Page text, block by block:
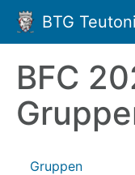
BTG
BFC
Gruppen